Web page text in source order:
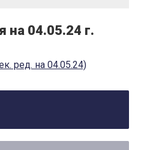
на 04.05.24 г.
ред. на 04.05.24)